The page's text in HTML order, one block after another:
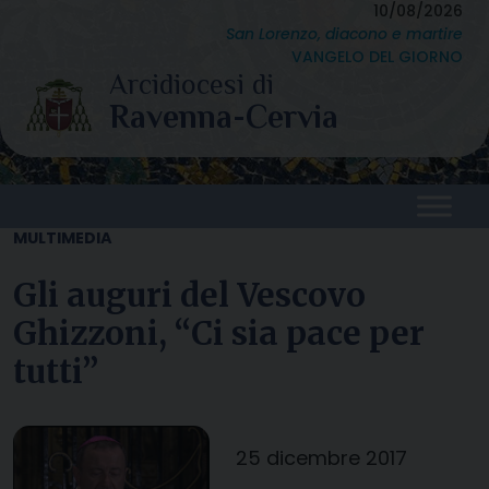
content
10/08/2026
San Lorenzo, diacono e martire
VANGELO DEL GIORNO
MULTIMEDIA
Gli auguri del Vescovo
Ghizzoni, “Ci sia pace per
tutti”
25 dicembre 2017